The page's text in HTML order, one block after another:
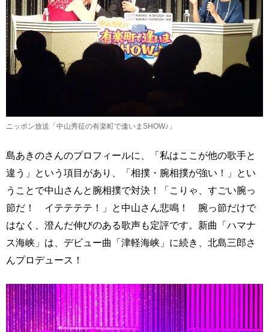
ニッポン放送「中山秀征の有楽町で逢いまSHOW♪」
島あきのさんのプロフィールに、「私はここが他の歌手と
違う」という項目があり、「相撲・腕相撲が強い！」とい
うことで中山さんと腕相撲で対決！「こりゃ、すごい腕っ
節だ！ イテテテテ！」と中山さん悲鳴！ 腕っ節だけで
はなく、澄んだ伸びのある歌声も定評です。新曲「ハマナ
ス海峡」は、デビュー曲「津軽海峡」に続き、北島三郎さ
んプロデュース！